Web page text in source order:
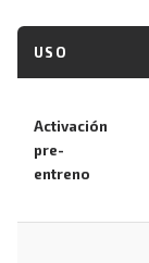
USO
Activación
pre-
entreno